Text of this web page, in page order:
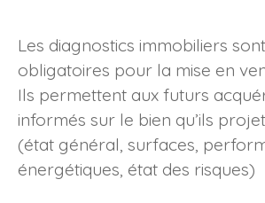
Les diagnostics immobiliers
obligatoires pour la mise en
Ils permettent aux futurs
informés sur le bien qu’ils
(état général, surfaces,
énergétiques, état des risques)